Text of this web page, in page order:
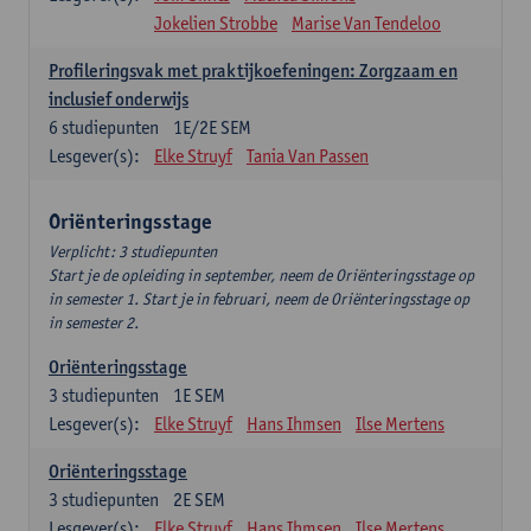
Jokelien Strobbe
Marise Van Tendeloo
Profileringsvak met praktijkoefeningen: Zorgzaam en
inclusief onderwijs
1E/2E SEM
6 studiepunten
Lesgever(s):
Elke Struyf Tania Van Passen
Oriënteringsstage
Verplicht: 3 studiepunten
Start je de opleiding in september, neem de Oriënteringsstage op
in semester 1. Start je in februari, neem de Oriënteringsstage op
in semester 2.
Oriënteringsstage
1E SEM
3 studiepunten
Lesgever(s):
Elke Struyf Hans Ihmsen Ilse Mertens
Oriënteringsstage
2E SEM
3 studiepunten